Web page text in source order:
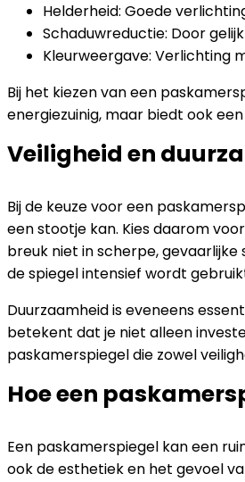
Helderheid: Goede
Schaduwreductie: Door
Kleurweergave: Verlichting
Bij het kiezen van een
energiezuinig, maar biedt ook
Veiligheid en
Bij de keuze voor een
een stootje kan. Kies daarom
breuk niet in scherpe,
de spiegel intensief wordt
Duurzaamheid is eveneens
betekent dat je niet alleen
paskamerspiegel die zowel
Hoe een
Een paskamerspiegel kan een
ook de esthetiek en het gevoel